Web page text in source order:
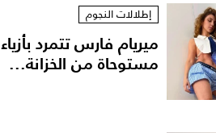
إطلالات النجوم
ميريام فارس تتمرد بأزياء
مستوحاة من الخزانة...